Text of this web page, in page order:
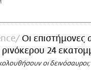
Οι επιστήμονες
24
οι δεινόσαυροι;